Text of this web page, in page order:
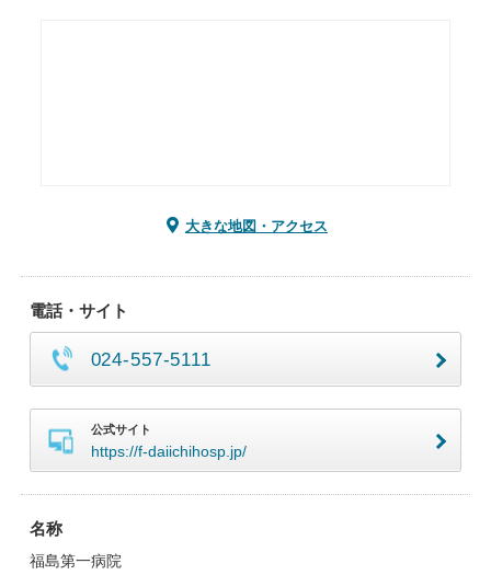
大きな地図・アクセス
電話・サイト
024-557-5111
公式サイト
https://f-daiichihosp.jp/
名称
福島第一病院